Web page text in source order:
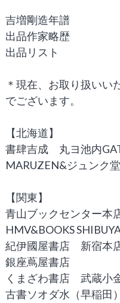
吉増剛造年譜
出品作家略歴
出品リスト
＊現在、お取り扱いい
でございます。
【北海道】
書肆吉成 丸ヨ池内
MARUZEN&ジュンク
【関東】
青山ブックセンター本
HMV&BOOKS
紀伊國屋書店 新宿本
銀座蔦屋書店
くまざわ書店 武蔵小
古書ソオダ水（早稲田）